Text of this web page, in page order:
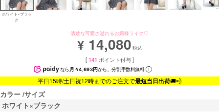
ホワイト×ブラッ
ク
清楚な可愛さ溢れるお嬢様ライク♡
¥ 14,080 税込
[ 141 ポイント付与 ]
なら 月々4,693円から。分割手数料無料
平日15時/土日祝12時までのご注文で最短当日出荷🚚💨
カラー サイズ
ホワイト×ブラック